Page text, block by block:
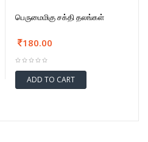
பெருமைமிகு சக்தி தலங்கள்
180.00
ADD TO CART